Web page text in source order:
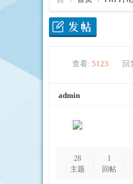
查看: 5123 回
admin
28
主题
1
回帖